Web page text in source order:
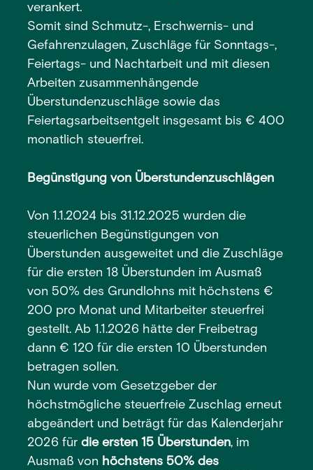
verankert.
Somit sind Schmutz-, Erschwernis- und
Gefahrenzulagen, Zuschläge für Sonntags-,
Feiertags- und Nachtarbeit und mit diesen
Arbeiten zusammenhängende
Überstundenzuschläge sowie das
Feiertagsarbeitsentgelt insgesamt bis € 400
monatlich steuerfrei.
Begünstigung von Überstundenzuschlägen
Von 1.1.2024 bis 31.12.2025 wurden die
steuerlichen Begünstigungen von
Überstunden ausgeweitet und die Zuschläge
für die ersten 18 Überstunden im Ausmaß
von 50% des Grundlohns mit höchstens €
200 pro Monat und Mitarbeiter steuerfrei
gestellt. Ab 1.1.2026 hätte der Freibetrag
dann € 120 für die ersten 10 Überstunden
betragen sollen.
Nun wurde vom Gesetzgeber der
höchstmögliche steuerfreie Zuschlag erneut
abgeändert und beträgt für das Kalenderjahr
2026 fürdie ersten 15 Überstunden, im
Ausmaß von höchstens 50% des